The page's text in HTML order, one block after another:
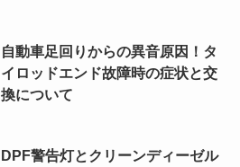
自動車足回りからの異音原因！タ
イロッドエンド故障時の症状と交
換について
DPF警告灯とクリーンディーゼル